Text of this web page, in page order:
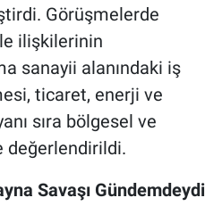
Görüşmelerde
ilişkilerinin
sanayii alanındaki iş
ticaret, enerji ve
sıra bölgesel ve
değerlendirildi.
Savaşı Gündemdeydi